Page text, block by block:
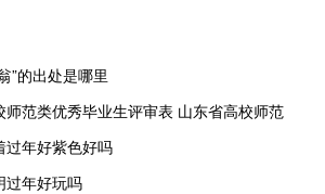
”的出处是哪里
师范类优秀毕业生评审表 山东省高校师范
过年好紫色好吗
过年好玩吗